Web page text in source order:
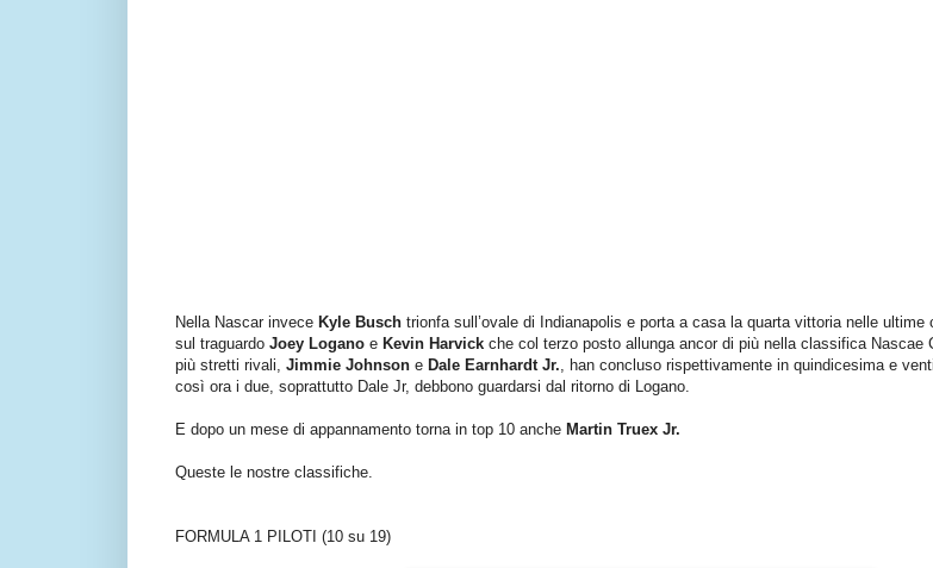
Nella Nascar invece Kyle Busch trionfa sull’ovale di Indianapolis e porta a casa la quarta vittoria nelle ultime
sul traguardo Joey Logano e Kevin Harvick che col terzo posto allunga ancor di più nella classifica Nascae
più stretti rivali, Jimmie Johnson e Dale Earnhardt Jr., han concluso rispettivamente in quindicesima e
così ora i due, soprattutto Dale Jr, debbono guardarsi dal ritorno di Logano.
E dopo un mese di appannamento torna in top 10 anche Martin Truex Jr.
Queste le nostre classifiche.
FORMULA 1 PILOTI (10 su 19)